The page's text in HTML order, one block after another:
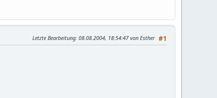
#1
Letzte Bearbeitung: 08.08.2004, 18:54:47 von Esther